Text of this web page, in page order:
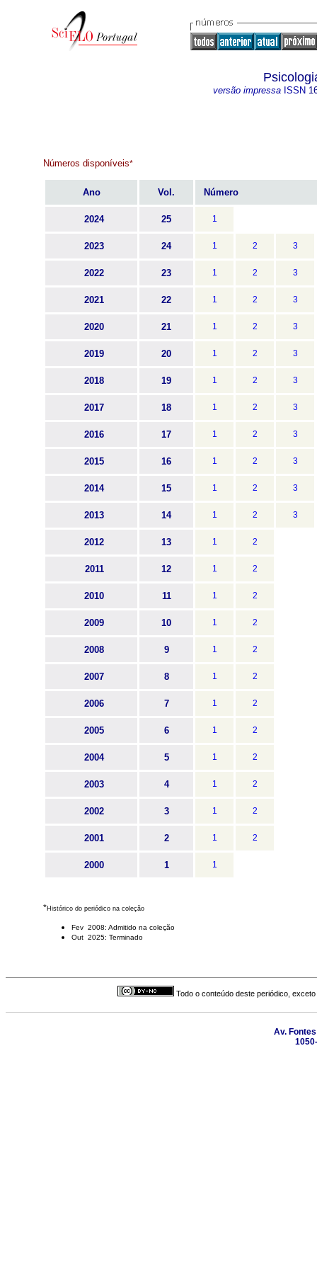
versão impressa ISSN
Números disponíveis*
Ano Vol. Número
2024 25 1
2023 24 1 2 3
2022 23 1 2 3
2021 22 1 2 3
2020 21 1 2 3
2019 20 1 2 3
2018 19 1 2 3
2017 18 1 2 3
2016 17 1 2 3
2015 16 1 2 3
2014 15 1 2 3
2013 14 1 2 3
2012 13 1 2
2011 12 1 2
2010 11 1 2
2009 10 1 2
2008 9 1 2
2007 8 1 2
2006 7 1 2
2005 6 1 2
2004 5 1 2
2003 4 1 2
2002 3 1 2
2001 2 1 2
2000 1 1
*Histórico do periódico na coleção
Fev 2008: Admitido na coleção
Out 2025: Terminado
Todo o conteúdo deste periódico,
Av.